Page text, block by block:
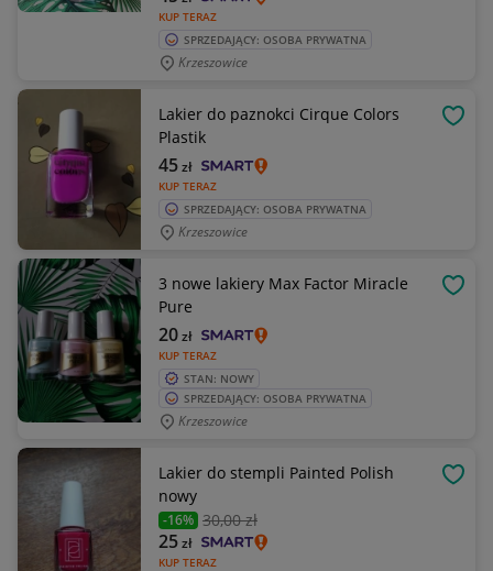
KUP TERAZ
SPRZEDAJĄCY: OSOBA PRYWATNA
Krzeszowice
Lakier do paznokci Cirque Colors
Plastik
KUP TERAZ
45zł
SPRZEDAJĄCY: OSOBA PRYWATNA
Krzeszowice
3 nowe lakiery Max Factor Miracle
Pure
KUP TERAZ
20zł
STAN: NOWY
SPRZEDAJĄCY: OSOBA PRYWATNA
Krzeszowice
Lakier do stempli Painted Polish
nowy
-16% 30,00 zł
KUP TERAZ
25zł